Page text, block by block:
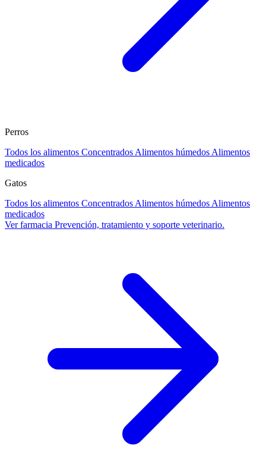
Perros
Todos los alimentos Concentrados Alimentos húmedos Alimentos
medicados
Gatos
Todos los alimentos Concentrados Alimentos húmedos Alimentos
medicados
Ver farmacia Prevención, tratamiento y soporte veterinario.